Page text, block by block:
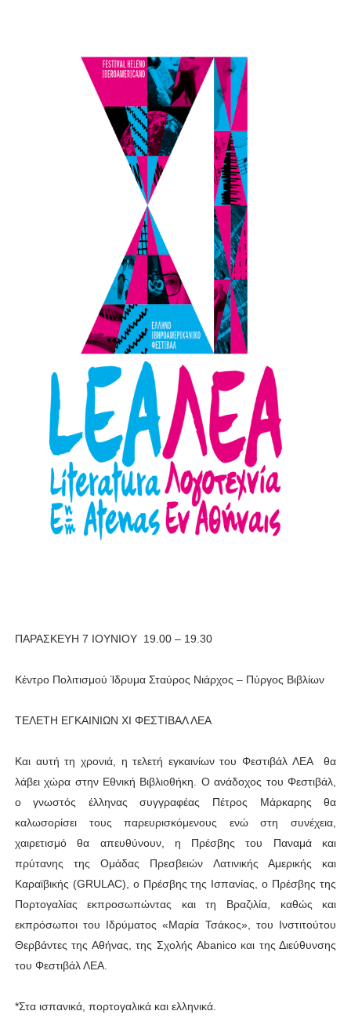
ΠΑΡΑΣΚΕΥΗ 7 ΙΟΥΝΙΟΥ 19.00 – 19.30
Κέντρο Πολιτισμού Ίδρυμα Σταύρος Νιάρχος – Πύργος Βιβλίων
ΤΕΛΕΤΗ ΕΓΚΑΙΝΙΩΝ ΧΙ ΦΕΣΤΙΒΑΛ ΛΕΑ
Και αυτή τη χρονιά, η τελετή εγκαινίων του Φεστιβάλ ΛΕΑ θα
λάβει χώρα στην Εθνική Βιβλιοθήκη. Ο ανάδοχος του Φεστιβάλ,
ο γνωστός έλληνας συγγραφέας Πέτρος Μάρκαρης θα
καλωσορίσει τους παρευρισκόμενους ενώ στη συνέχεια,
χαιρετισμό θα απευθύνουν, η Πρέσβης του Παναμά και
πρύτανης της Ομάδας Πρεσβειών Λατινικής Αμερικής και
Καραϊβικής (GRULAC), ο Πρέσβης της Ισπανίας, ο Πρέσβης της
Πορτογαλίας εκπροσωπώντας και τη Βραζιλία, καθώς και
εκπρόσωποι του Ιδρύματος «Μαρία Τσάκος», του Ινστιτούτου
Θερβάντες της Αθήνας, της Σχολής Αbanico και της Διεύθυνσης
του Φεστιβάλ ΛΕΑ.
*Στα ισπανικά, πορτογαλικά και ελληνικά.